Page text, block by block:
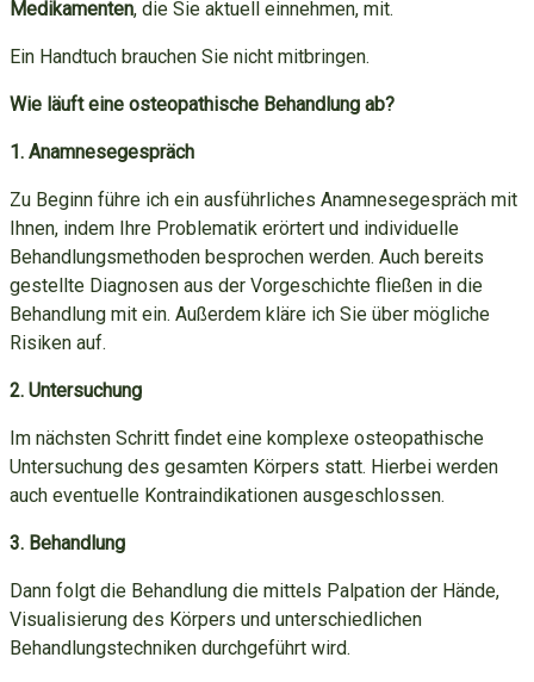
Medikamenten, die Sie aktuell einnehmen, mit.
Ein Handtuch brauchen Sie nicht mitbringen.
Wie läuft eine osteopathische Behandlung ab?
1. Anamnesegespräch
Zu Beginn führe ich ein ausführliches Anamnesegespräch mit
Ihnen, indem Ihre Problematik erörtert und individuelle
Behandlungsmethoden besprochen werden. Auch bereits
gestellte Diagnosen aus der Vorgeschichte fließen in die
Behandlung mit ein. Außerdem kläre ich Sie über mögliche
Risiken auf.
2. Untersuchung
Im nächsten Schritt findet eine komplexe osteopathische
Untersuchung des gesamten Körpers statt. Hierbei werden
auch eventuelle Kontraindikationen ausgeschlossen.
3. Behandlung
Dann folgt die Behandlung die mittels Palpation der Hände,
Visualisierung des Körpers und unterschiedlichen
Behandlungstechniken durchgeführt wird.